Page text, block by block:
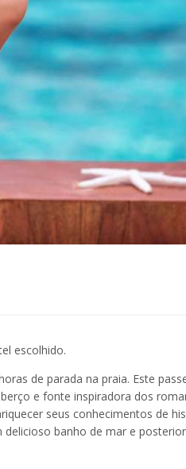
escolhido.
de parada na praia. Este
e fonte inspiradora dos
seus conhecimentos de
banho de mar e posterior